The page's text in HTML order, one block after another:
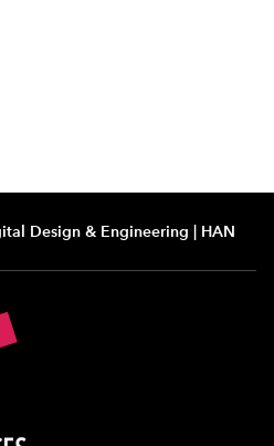
Design & Engineering | HAN